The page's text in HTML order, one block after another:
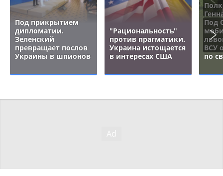
Под прикрытием
дипломатии.
Зеленский
превращает послов
Украины в шпионов
"Рациональность"
против прагматики.
Украина истощается
в интересах США
Под
ВСУ
по